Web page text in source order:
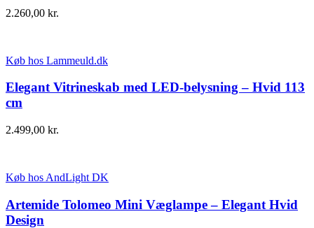
2.260,00 kr.
Køb hos Lammeuld.dk
Elegant Vitrineskab med LED-belysning – Hvid 113
cm
2.499,00 kr.
Køb hos AndLight DK
Artemide Tolomeo Mini Væglampe – Elegant Hvid
Design